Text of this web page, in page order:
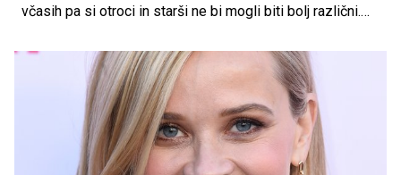
včasih pa si otroci in starši ne bi mogli biti bolj različni.
tisti zvezdniški otroci, ki so videti kot prave kopije svojih
slavnih staršev.